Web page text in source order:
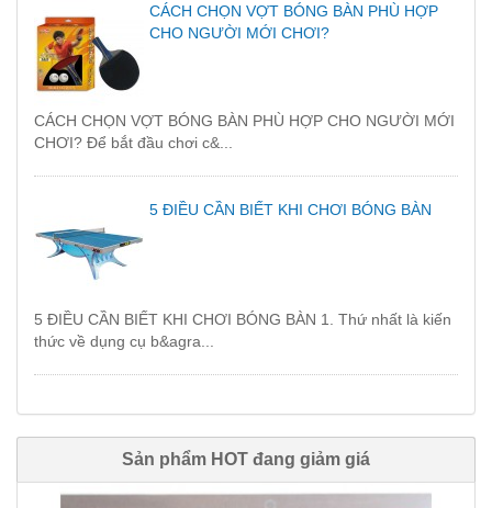
CÁCH CHỌN VỢT BÓNG BÀN PHÙ HỢP
CHO NGƯỜI MỚI CHƠI?
CÁCH CHỌN VỢT BÓNG BÀN PHÙ HỢP CHO NGƯỜI MỚI
CHƠI? Để bắt đầu chơi c&...
5 ĐIỀU CẦN BIẾT KHI CHƠI BÓNG BÀN
5 ĐIỀU CẦN BIẾT KHI CHƠI BÓNG BÀN 1. Thứ nhất là kiến
thức về dụng cụ b&agra...
Sản phẩm HOT đang giảm giá